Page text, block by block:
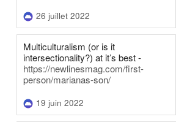
26 juillet 2022
Multiculturalism (or is it
intersectionality?) at it’s best -
https://newlinesmag.com/first-
person/marianas-son/
19 juin 2022